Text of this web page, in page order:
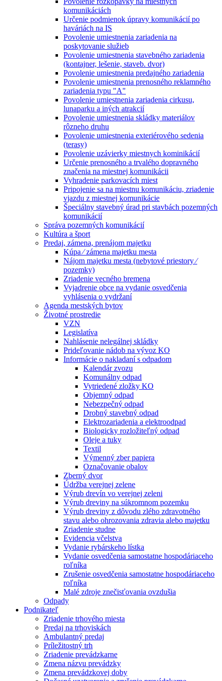
komunikáciách
Určenie podmienok úpravy komunikácií po
haváriách na IS
Povolenie umiestnenia zariadenia na
poskytovanie služieb
Povolenie umiestnenia stavebného zariadenia
(kontajner, lešenie, staveb. dvor)
Povolenie umiestnenia predajného zariadenia
Povolenie umiestnenia prenosného reklamného
zariadenia typu "A"
Povolenie umiestnenia zariadenia cirkusu,
lunaparku a iných atrakcií
Povolenie umiestnenia skládky materiálov
rôzneho druhu
Povolenie umiestnenia exteriérového sedenia
(terasy)
Povolenie uzávierky miestnych kominikácií
Určenie prenosného a trvalého dopravného
značenia na miestnej komunikácii
Vyhradenie parkovacích miest
Pripojenie sa na miestnu komunikáciu, zriadenie
vjazdu z miestnej komunikácie
Špeciálny stavebný úrad pri stavbách pozemných
komunikácií
Správa pozemných komunikácií
Kultúra a šport
Predaj, zámena, prenájom majetku
Kúpa ⁄ zámena majetku mesta
Nájom majetku mesta (nebytové priestory ⁄
pozemky)
Zriadenie vecného bremena
Vyjadrenie obce na vydanie osvedčenia
vyhlásenia o vydržaní
Agenda mestských bytov
Životné prostredie
VZN
Legislatíva
Nahlásenie nelegálnej skládky
Prideľovanie nádob na vývoz KO
Informácie o nakladaní s odpadom
Kalendár zvozu
Komunálny odpad
Vytriedené zložky KO
Objemný odpad
Nebezpečný odpad
Drobný stavebný odpad
Elektrozariadenia a elektroodpad
Biologicky rozložiteľný odpad
Oleje a tuky
Textil
Výmenný zber papiera
Označovanie obalov
Zberný dvor
Údržba verejnej zelene
Výrub drevín vo verejnej zeleni
Výrub dreviny na súkromnom pozemku
Výrub dreviny z dôvodu zlého zdravotného
stavu alebo ohrozovania zdravia alebo majetku
Zriadenie studne
Evidencia včelstva
Vydanie rybárskeho lístka
Vydanie osvedčenia samostatne hospodáriaceho
roľníka
Zrušenie osvedčenia samostatne hospodáriaceho
roľníka
Malé zdroje znečisťovania ovzdušia
Odpady
Podnikateľ
Zriadenie trhového miesta
Predaj na trhoviskách
Ambulantný predaj
Príležitostný trh
Zriadenie prevádzkarne
Zmena názvu prevádzky
Zmena prevádzkovej doby